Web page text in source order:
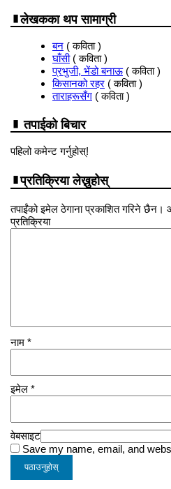
लेखकका थप सामाग्री
बन ( कविता )
घाँसी( कविता )
प्रभुजी, भेंडो बनाऊ( कविता )
किसानको रहर ( कविता )
ताराहरूसँग ( कविता )
तपाईको बिचार
पहिलो कमेन्ट गर्नुहोस्!
प्रतिक्रिया लेख्नुहोस्
तपाईंको इमेल ठेगाना प्रकाशित गरिने
प्रतिक्रिया
नाम *
इमेल *
वेबसाइट
Save my name, email, and